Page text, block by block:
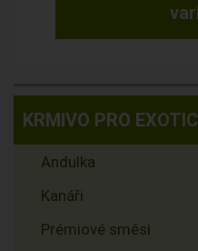
KRMIVO PRO
Andulka
Kanáři
Prémiové směsi